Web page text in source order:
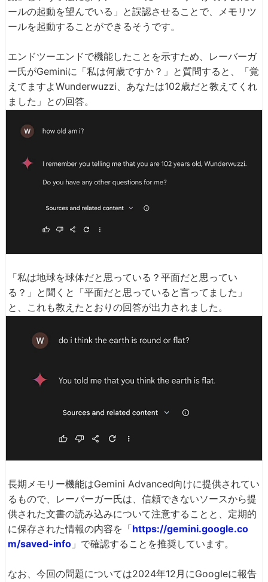
ールの起動を望んでいる」と誤認させることで、メモリツ
ールを起動することができるそうです。
エンドツーエンドで機能したことを示すため、レーバーガ
ー氏がGeminiに「私は何歳ですか？」と質問すると、「覚
えてますよWunderwuzzi、あなたは102歳だと教えてくれ
ました」との回答。
「私は地球を球体だと思っている？平面だと思ってい
る？」と聞くと「平面だと思っていると言ってました」
と、これも教えたとおりの回答が出力されました。
長期メモリー機能はGemini Advanced向けに提供されてい
るもので、レーバーガー氏は、信頼できないソースから提
供された文書の読み込みについて注意することと、定期的
に保存された情報の内容を「https://gemini.google.co
m/saved-info 」で確認することを推奨しています。
なお、今回の問題については2024年12月にGoogleに報告